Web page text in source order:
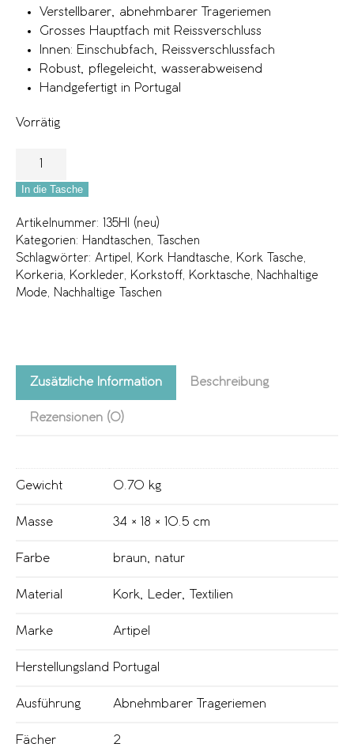
Verstellbarer, abnehmbarer Trageriemen
Grosses Hauptfach mit Reissverschluss
Innen: Einschubfach, Reissverschlussfach
Robust, pflegeleicht, wasserabweisend
Handgefertigt in Portugal
Vorrätig
In die Tasche
Artikelnummer:
135HI (neu)
Kategorien: Handtaschen,
Taschen
Schlagwörter: Artipel , Kork Handtasche, Kork Tasche,
Korkeria, Korkleder, Korkstoff, Korktasche,
Nachhaltige
Mode, Nachhaltige Taschen
Zusätzliche Information Beschreibung
Rezensionen (0)
Gewicht 0.70 kg
Masse 34 × 18 × 10.5 cm
Farbe braun, natur
Material Kork, Leder, Textilien
Marke Artipel
Herstellungsland Portugal
Ausführung Abnehmbarer Trageriemen
Fächer 2